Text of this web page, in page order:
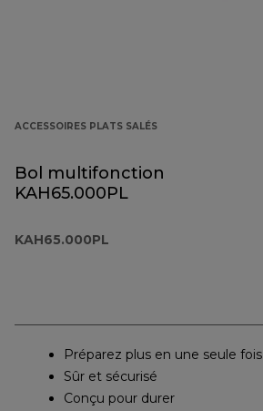
ACCESSOIRES PLATS SALÉS
Bol multifonction
KAH65.000PL
KAH65.000PL
Préparez plus en une seule fois
Sûr et sécurisé
Conçu pour durer